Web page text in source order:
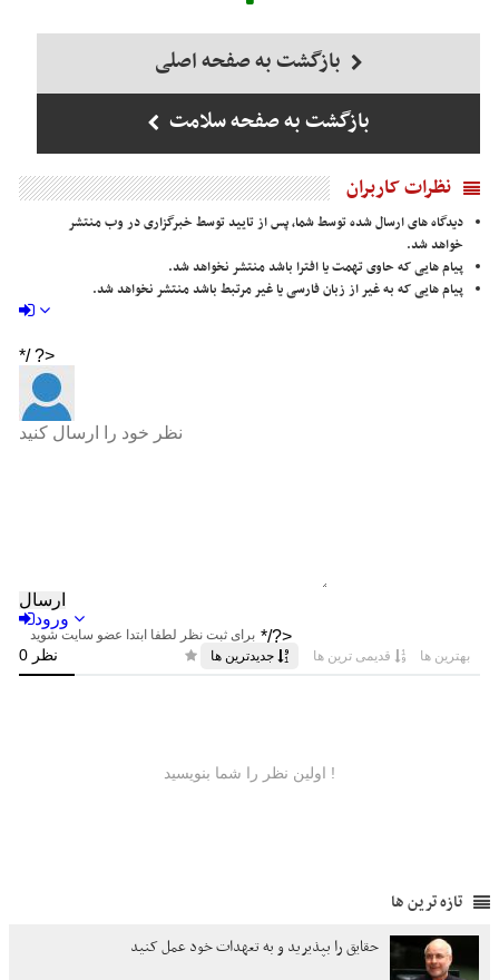
بازگشت به صفحه اصلی
بازگشت به صفحه سلامت
نظرات کاربران
دیدگاه های ارسال شده توسط شما، پس از تایید توسط خبرگزاری در وب منتشر
خواهد شد.
پیام هایی که حاوی تهمت یا افترا باشد منتشر نخواهد شد.
پیام هایی که به غیر از زبان فارسی یا غیر مرتبط باشد منتشر نخواهد شد.
تازه ترین ها
حقایق را بپذیرید و به تعهدات خود عمل کنید